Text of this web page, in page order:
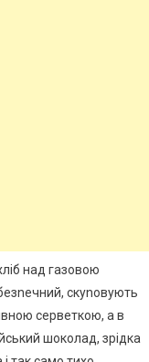
над газовою
скуnовують
серветкою, а в
шоколад, зрідка